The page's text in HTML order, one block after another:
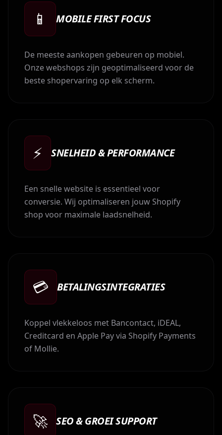
📱 MOBILE FIRST FOCUS
De meeste aankopen gebeuren op mobiel.
Onze webshops zijn geoptimaliseerd voor de
beste shopervaring op elk scherm.
⚡ SNELHEID & PERFORMANCE
Een snelle website is essentieel voor
conversie. Wij optimaliseren jouw Shopify
shop voor maximale laadsnelheid.
💳 BETALINGSINTEGRATIES
Koppel vlekkeloos met Bancontact, iDEAL,
Creditcard en Apple Pay via Shopify Payments
of Mollie.
🚀 SEO & GROEI SUPPORT